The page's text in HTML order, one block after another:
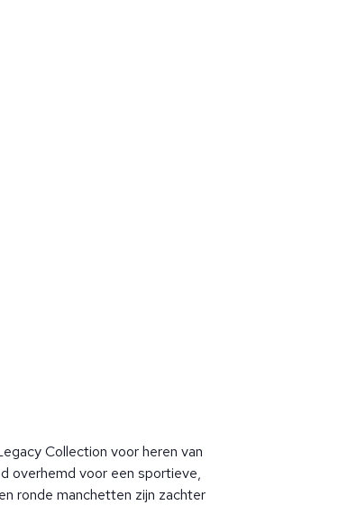
Collection voor heren van
overhemd voor een sportieve,
ronde manchetten zijn zachter